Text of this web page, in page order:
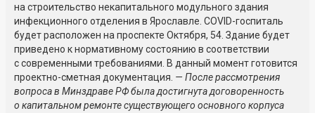
на строительство некапитального модульного здания
инфекционного отделения в Ярославле. COVID-госпиталь
будет расположен на проспекте Октября, 54. Здание будет
приведено к нормативному состоянию в соответствии
с современными требованиями. В данный момент готовится
проектно-сметная документация. — После рассмотрения
вопроса в Минздраве РФ была достигнута договоренность
о капитальном ремонте существующего основного корпуса